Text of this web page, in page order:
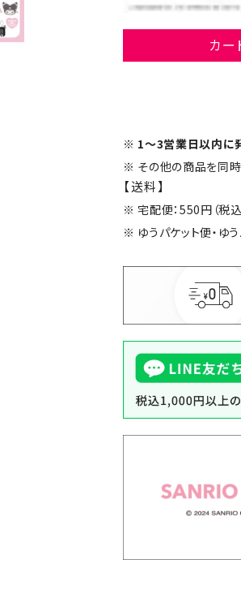
カー
1～3営業日以内に
その他の商品を同
【送料】
宅配便：550円（税
ゆうパケット便・ゆ